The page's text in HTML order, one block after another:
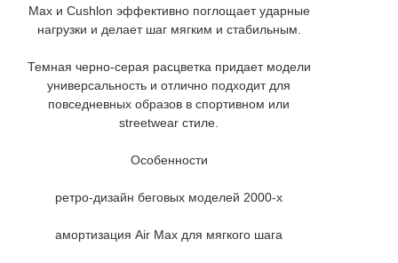
Max и Cushlon эффективно поглощает ударные
нагрузки и делает шаг мягким и стабильным.
Темная черно-серая расцветка придает модели
универсальность и отлично подходит для
повседневных образов в спортивном или
streetwear стиле.
Особенности
ретро-дизайн беговых моделей 2000-х
амортизация Air Max для мягкого шага